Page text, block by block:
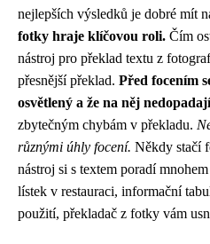
nejlepších výsledků je dobré mít
fotky hraje klíčovou roli. Čím
nástroj pro překlad textu z
přesnější překlad. Před focením
osvětlený a že na něj
zbytečným chybám v překladu.
různými úhly focení. Někdy stačí
nástroj si s textem poradí
lístek v restauraci, informační
použití, překladač z fotky vám